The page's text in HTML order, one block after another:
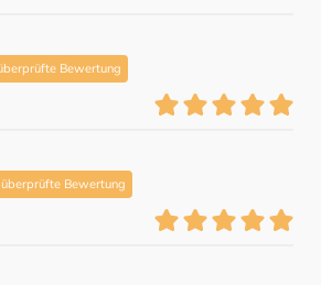
Bewertung
Bewertung